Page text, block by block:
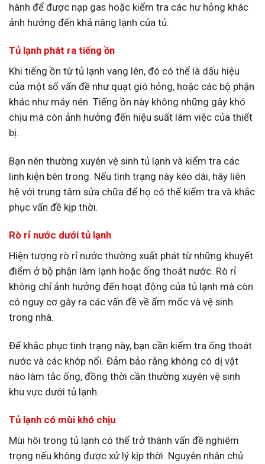
hành để được nạp gas hoặc kiểm tra các hư hỏng khác
ảnh hưởng đến khả năng lạnh của tủ.
Tủ lạnh phát ra tiếng ồn
Khi tiếng ồn từ tủ lạnh vang lên, đó có thể là dấu hiệu
của một số vấn đề như quạt gió hỏng, hoặc các bộ phận
khác như máy nén. Tiếng ồn này không những gây khó
chịu mà còn ảnh hưởng đến hiệu suất làm việc của thiết
bị.
Bạn nên thường xuyên vệ sinh tủ lạnh và kiểm tra các
linh kiện bên trong. Nếu tình trạng này kéo dài, hãy liên
hệ với trung tâm sửa chữa để họ có thể kiểm tra và khắc
phục vấn đề kịp thời.
Rò rỉ nước dưới tủ lạnh
Hiện tượng rò rỉ nước thường xuất phát từ những khuyết
điểm ở bộ phận làm lạnh hoặc ống thoát nước. Rò rỉ
không chỉ ảnh hưởng đến hoạt động của tủ lạnh mà còn
có nguy cơ gây ra các vấn đề về ẩm mốc và vệ sinh
trong nhà.
Để khắc phục tình trạng này, bạn cần kiểm tra ống thoát
nước và các khớp nối. Đảm bảo rằng không có dị vật
nào làm tắc ống, đồng thời cần thường xuyên vệ sinh
khu vực dưới tủ lạnh.
Tủ lạnh có mùi khó chịu
Mùi hôi trong tủ lạnh có thể trở thành vấn đề nghiêm
trọng nếu không được xử lý kịp thời. Nguyên nhân chủ